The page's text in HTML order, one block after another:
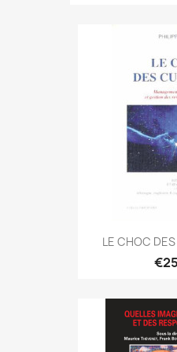
LE CHOC